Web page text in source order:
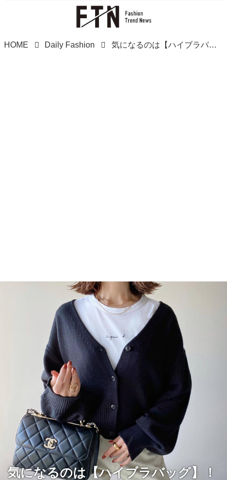
HOME Daily Fashion 気になるのは【ハイブラバッグ】！ お気に入りを長く愛そう♡
気になるのは【ハイブラバッグ】！